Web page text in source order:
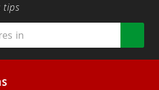
tips